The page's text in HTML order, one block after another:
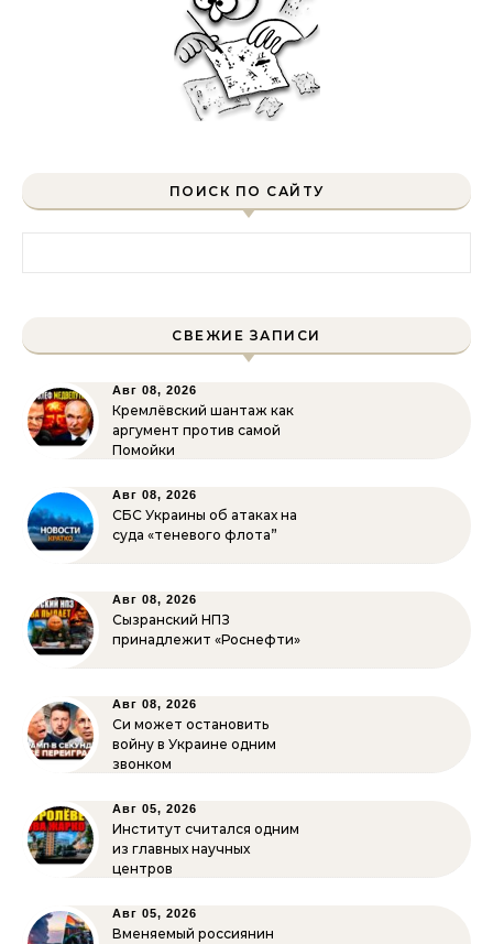
ПОИСК ПО САЙТУ
СВЕЖИЕ ЗАПИСИ
Авг 08, 2026
Кремлёвский шантаж как
аргумент против самой
Помойки
Авг 08, 2026
СБС Украины об атаках на
суда «теневого флота”
Авг 08, 2026
Сызранский НПЗ
принадлежит «Роснефти»
Авг 08, 2026
Си может остановить
войну в Украине одним
звонком
Авг 05, 2026
Институт считался одним
из главных научных
центров
Авг 05, 2026
Вменяемый россиянин